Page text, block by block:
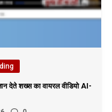
देते शख्स का वायरल वीडियो AI-